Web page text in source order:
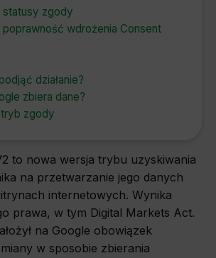
statusy zgody
wdrożenia Consent
działanie?
zbiera dane?
zgody
to nowa wersja trybu uzyskiwania
na przetwarzanie jego danych
internetowych. Wynika
prawa, w tym Digital Markets Act.
na Google obowiązek
w sposobie zbierania